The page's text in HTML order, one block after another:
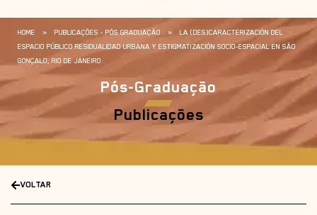
HOME » PUBLICAÇÕES - PÓS GRADUAÇÃO »
LA (DES)CARACTERIZACIÓN DEL
ESPACIO PÚBLICO RESIDUALIDAD URBANA Y ESTIGMATIZACIÓN SOCIO-ESPACIAL EN SÃO
GONÇALO, RIO DE JANEIRO
Pós-Graduação
Publicações
VOLTAR